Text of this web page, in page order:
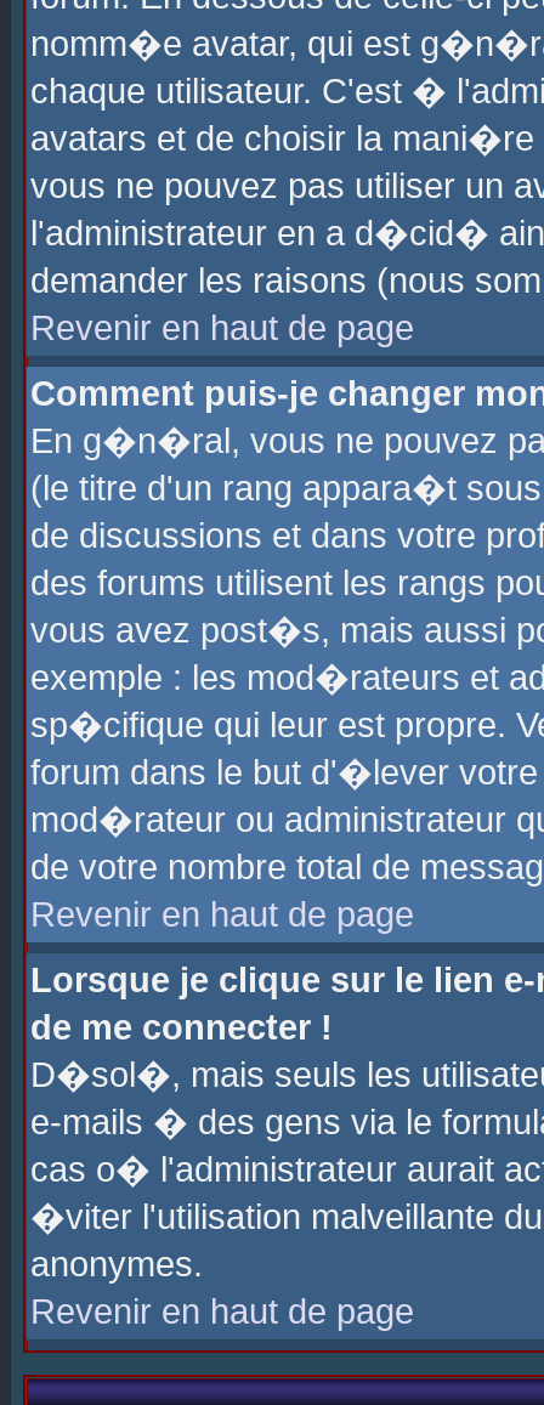
nomm�e avatar, qui est
chaque utilisateur. C'est �
avatars et de choisir la
vous ne pouvez pas utiliser un
l'administrateur en a d�cid�
demander les raisons (nous
Revenir en haut de page
Comment puis-je changer
En g�n�ral, vous ne pouvez
(le titre d'un rang appara�t
de discussions et dans votre
des forums utilisent les rangs
vous avez post�s, mais aussi
exemple : les mod�rateurs et
sp�cifique qui leur est propre.
forum dans le but d'�lever
mod�rateur ou administrateur
de votre nombre total de
Revenir en haut de page
Lorsque je clique sur le lien
de me connecter !
D�sol�, mais seuls les
e-mails � des gens via le
cas o� l'administrateur aurait
�viter l'utilisation malveillante
anonymes.
Revenir en haut de page